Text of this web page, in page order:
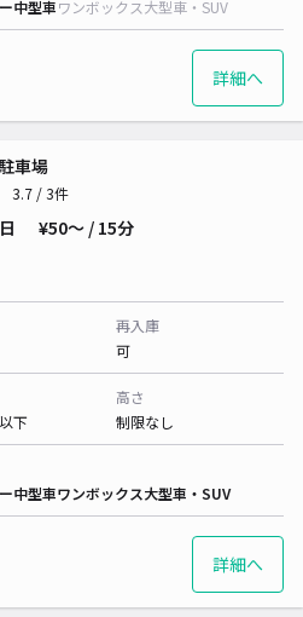
中型車ワンボックス大型車・SUV
詳細へ
車場
3.7 / 3件
¥50〜 / 15分
再入庫
可
下
高さ
制限なし
中型車ワンボックス大型車・SUV
詳細へ